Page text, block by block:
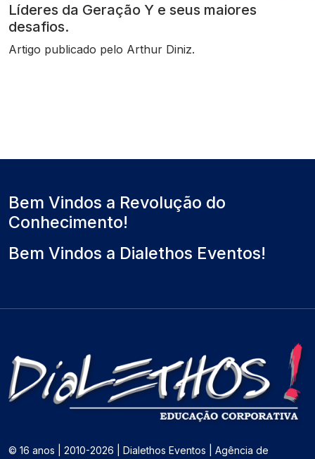
Líderes da Geração Y e seus maiores
desafios.
Artigo publicado pelo Arthur Diniz.
Bem Vindos a Revolução do
Conhecimento!
Bem Vindos a Dialethos Eventos!
© 16 anos | 2010-2026 | Dialethos Eventos | Agência de